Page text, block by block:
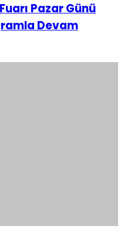
Pazar Günü
Devam